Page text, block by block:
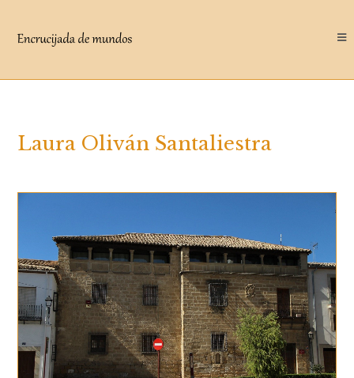
contenido
Laura Oliván Santaliestra